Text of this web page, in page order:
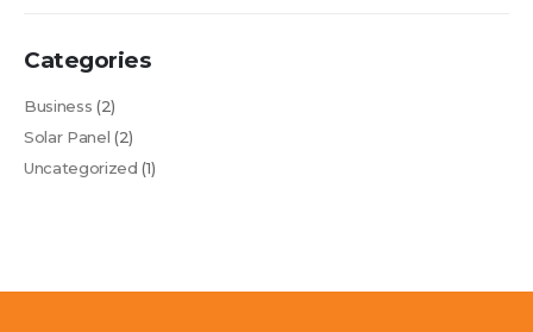
Categories
Business (2)
Solar Panel (2)
Uncategorized (1)